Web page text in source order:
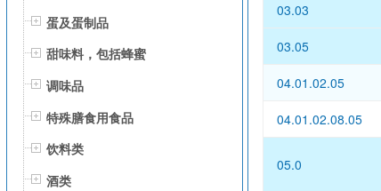
蛋及蛋制品
甜味料，包括蜂蜜
调味品
特殊膳食用食品
饮料类
酒类
03.03
03.05
04.01.02.05
04.01.02.08.05
05.0